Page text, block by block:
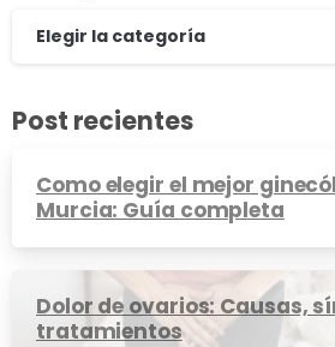
Elegir la categoría
Post recientes
Como elegir el mejor
Murcia: Guía completa
Dolor de ovarios: Causas,
tratamientos